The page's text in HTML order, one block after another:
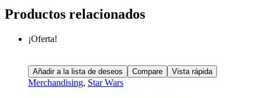
Productos relacionados
¡Oferta!
Añadir a la lista de deseos Compare Vista rápida
Merchandising, Star Wars